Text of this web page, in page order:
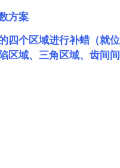
方案
四个区域进行补蜡（就
区域、三角区域、齿间间